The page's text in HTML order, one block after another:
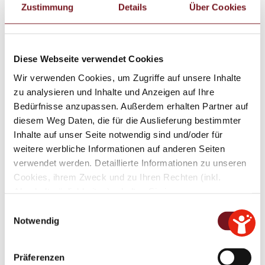
Zustimmung Details Über Cookies
Diese Webseite verwendet Cookies
Wir verwenden Cookies, um Zugriffe auf unsere Inhalte
zu analysieren und Inhalte und Anzeigen auf Ihre
Bedürfnisse anzupassen. Außerdem erhalten Partner auf
diesem Weg Daten, die für die Auslieferung bestimmter
Inhalte auf unser Seite notwendig sind und/oder für
weitere werbliche Informationen auf anderen Seiten
verwendet werden. Detaillierte Informationen zu unseren
Cookies, ihrem Zweck und zu Ihren Rechten (inkl.
Mithilfe des Browser-Add-ons zur Deaktivierung von
Google Analytics-JavaScript (ga.js, analytics.js, dc.js)
können Website-Besucher verhindern, dass Google
Notwendig
Präferenzen
Einwohner und etwa 700.000 Übernachtungen
jährlich.
Die interkommunale Kooperation verfolgt eine
und versteht Tourismus als regionalen
Gestaltungsauftrag im Sinne eines Gemeinwohl-
Tourismus. Angebote und Maßnahmen sollen
gleichermaßen Gästen und Einheimischen
zugutekommen. Neben Übernachtungs- und
im Fokus. Ziel ist es, regionale Identität und
sowie die Lebensqualität langfristig zu sichern.
Vertreter aus Wirtschaft, Verwaltung und Politik